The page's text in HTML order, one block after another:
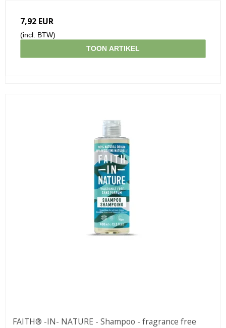
7,92 EUR
(incl. BTW)
TOON ARTIKEL
FAITH® -IN- NATURE - Shampoo - fragrance free